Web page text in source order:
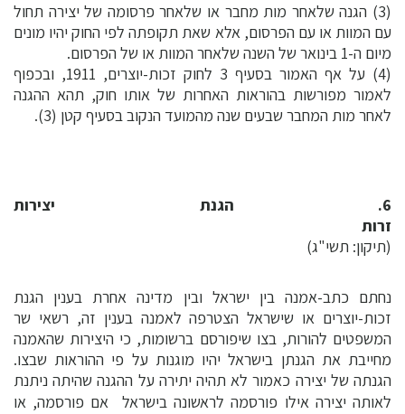
(3) הגנה שלאחר מות מחבר או שלאחר פרסומה של יצירה תחול
עם המוות או עם הפרסום, אלא שאת תקופתה לפי החוק יהיו מונים
מיום ה-1 בינואר של השנה שלאחר המוות או של הפרסום.
(4) על אף האמור בסעיף 3 לחוק זכות-יוצרים, 1911, ובכפוף
לאמור מפורשות בהוראות האחרות של אותו חוק, תהא ההגנה
לאחר מות המחבר שבעים שנה מהמועד הנקוב בסעיף קטן (3).
6. הגנת יצירות
זרות
(תיקון: תשי"ג)
נחתם כתב-אמנה בין ישראל ובין מדינה אחרת בענין הגנת
זכות-יוצרים או שישראל הצטרפה לאמנה בענין זה, רשאי שר
המשפטים להורות, בצו שיפורסם ברשומות, כי היצירות שהאמנה
מחייבת את הגנתן בישראל יהיו מוגנות על פי ההוראות שבצו.
הגנתה של יצירה כאמור לא תהיה יתירה על ההגנה שהיתה ניתנת
לאותה יצירה אילו פורסמה לראשונה בישראל  אם פורסמה, או